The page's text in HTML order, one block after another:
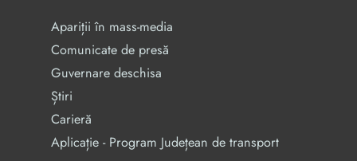
Apariții în mass-media
Comunicate de presă
Guvernare deschisa
Știri
Carieră
Aplicație - Program Județean de transport